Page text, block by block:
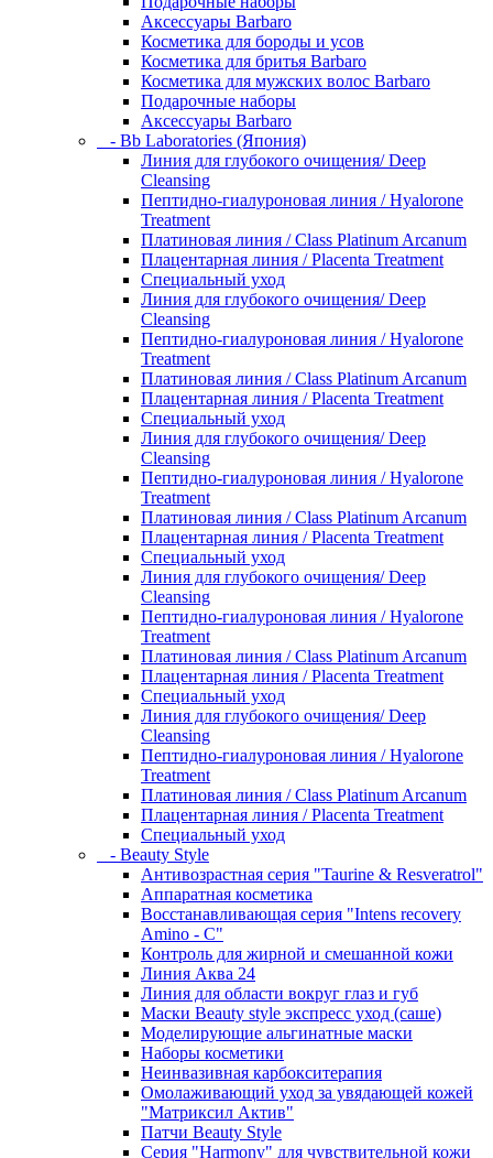
Аксессуары Barbaro
Косметика для бороды и усов
Косметика для бритья Barbaro
Косметика для мужских волос Barbaro
Подарочные наборы
Аксессуары Barbaro
- Bb Laboratories (Япония)
Линия для глубокого очищения/ Deep
Cleansing
Пептидно-гиалуроновая линия / Hyalorone
Treatment
Платиновая линия / Class Platinum Arcanum
Плацентарная линия / Placenta Treatment
Специальный уход
Линия для глубокого очищения/ Deep
Cleansing
Пептидно-гиалуроновая линия / Hyalorone
Treatment
Платиновая линия / Class Platinum Arcanum
Плацентарная линия / Placenta Treatment
Специальный уход
Линия для глубокого очищения/ Deep
Cleansing
Пептидно-гиалуроновая линия / Hyalorone
Treatment
Платиновая линия / Class Platinum Arcanum
Плацентарная линия / Placenta Treatment
Специальный уход
Линия для глубокого очищения/ Deep
Cleansing
Пептидно-гиалуроновая линия / Hyalorone
Treatment
Платиновая линия / Class Platinum Arcanum
Плацентарная линия / Placenta Treatment
Специальный уход
Линия для глубокого очищения/ Deep
Cleansing
Пептидно-гиалуроновая линия / Hyalorone
Treatment
Платиновая линия / Class Platinum Arcanum
Плацентарная линия / Placenta Treatment
Специальный уход
- Beauty Style
Антивозрастная серия "Taurine & Resveratrol"
Аппаратная косметика
Восстанавливающая серия "Intens recovery
Amino - C"
Контроль для жирной и смешанной кожи
Линия Аква 24
Линия для области вокруг глаз и губ
Маски Beauty style экспресс уход (саше)
Моделирующие альгинатные маски
Наборы косметики
Неинвазивная карбокситерапия
Омолаживающий уход за увядающей кожей
"Матриксил Актив"
Патчи Beauty Style
Серия "Harmony" для чувствительной кожи